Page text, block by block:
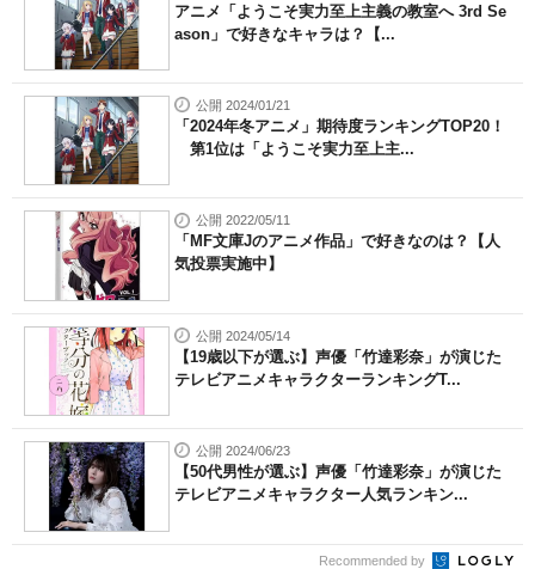
アニメ「ようこそ実力至上主義の教室へ 3rd Se
ason」で好きなキャラは？【...
公開 2024/01/21
「2024年冬アニメ」期待度ランキングTOP20！
第1位は「ようこそ実力至上主...
公開 2022/05/11
「MF文庫Jのアニメ作品」で好きなのは？【人
気投票実施中】
公開 2024/05/14
【19歳以下が選ぶ】声優「竹達彩奈」が演じた
テレビアニメキャラクターランキングT...
公開 2024/06/23
【50代男性が選ぶ】声優「竹達彩奈」が演じた
テレビアニメキャラクター人気ランキン...
Recommended by